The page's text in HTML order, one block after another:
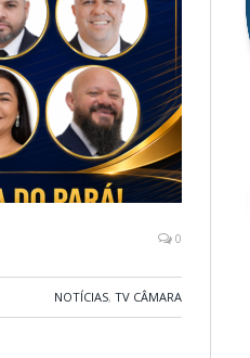
0
NOTÍCIAS, TV CÂMARA